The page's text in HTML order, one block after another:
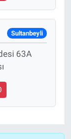
Sultanbeyli
63A